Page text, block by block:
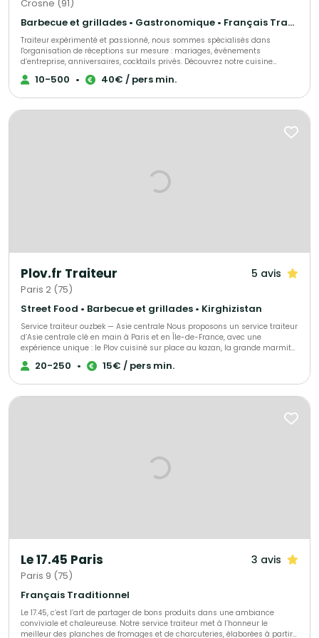
Crosne (91)
Barbecue et grillades • Gastronomique • Français Traditionnel
Traiteur expérimenté et passionné, nous sommes spécialisés dans
l'organisation de réceptions sur mesure : mariages, événements
d’entreprise, anniversaires, cocktails privés. Découvrez notre cuisine
raffinée, élaborée avec des produits frais et de saison, accompagnée de
menus personnalisables en fonction de vos envies et de vos contraintes
10-500 • 40€ / pers min.
Plov.fr Traiteur 5 avis
Paris 2 (75)
Street Food • Barbecue et grillades • Kirghizistan
Service traiteur ouzbek — Asie centrale Nous proposons un service traiteur
d’Asie centrale clé en main à Paris et en Île-de-France, avec une
expérience unique : le Plov cuisiné sur place au kazan, la grande marmite
traditionnelle, devant vos invités. 🔥 Un véritable show culinaire Nos chefs
cuisinent à feu ouvert, selon la recette traditionnelle. La cuisson lente, les
portions : 15 € à 24 € / personne (selon le nombre d’invités). Plov cuisiné
dégustation gratuite dans l’un de nos restaurants parisiens. 🏛️
Références Ambassades d’Asie centrale, UNESCO, Village Gastronomique
20-250 • 15€ / pers min.
Le 17.45 Paris 3 avis
Paris 9 (75)
Français Traditionnel
Le 17.45, c’est l’art de partager de bons produits dans une ambiance
conviviale et chaleureuse. Notre service traiteur met à l’honneur le
meilleur des planches de fromages et de charcuteries, élaborées à partir